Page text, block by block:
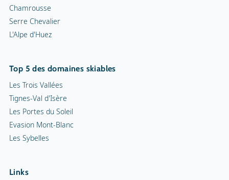
Chamrousse
Serre Chevalier
L'Alpe d'Huez
Top 5 des domaines skiables
Les Trois Vallées
Tignes-Val d'Isère
Les Portes du Soleil
Evasion Mont-Blanc
Les Sybelles
Links